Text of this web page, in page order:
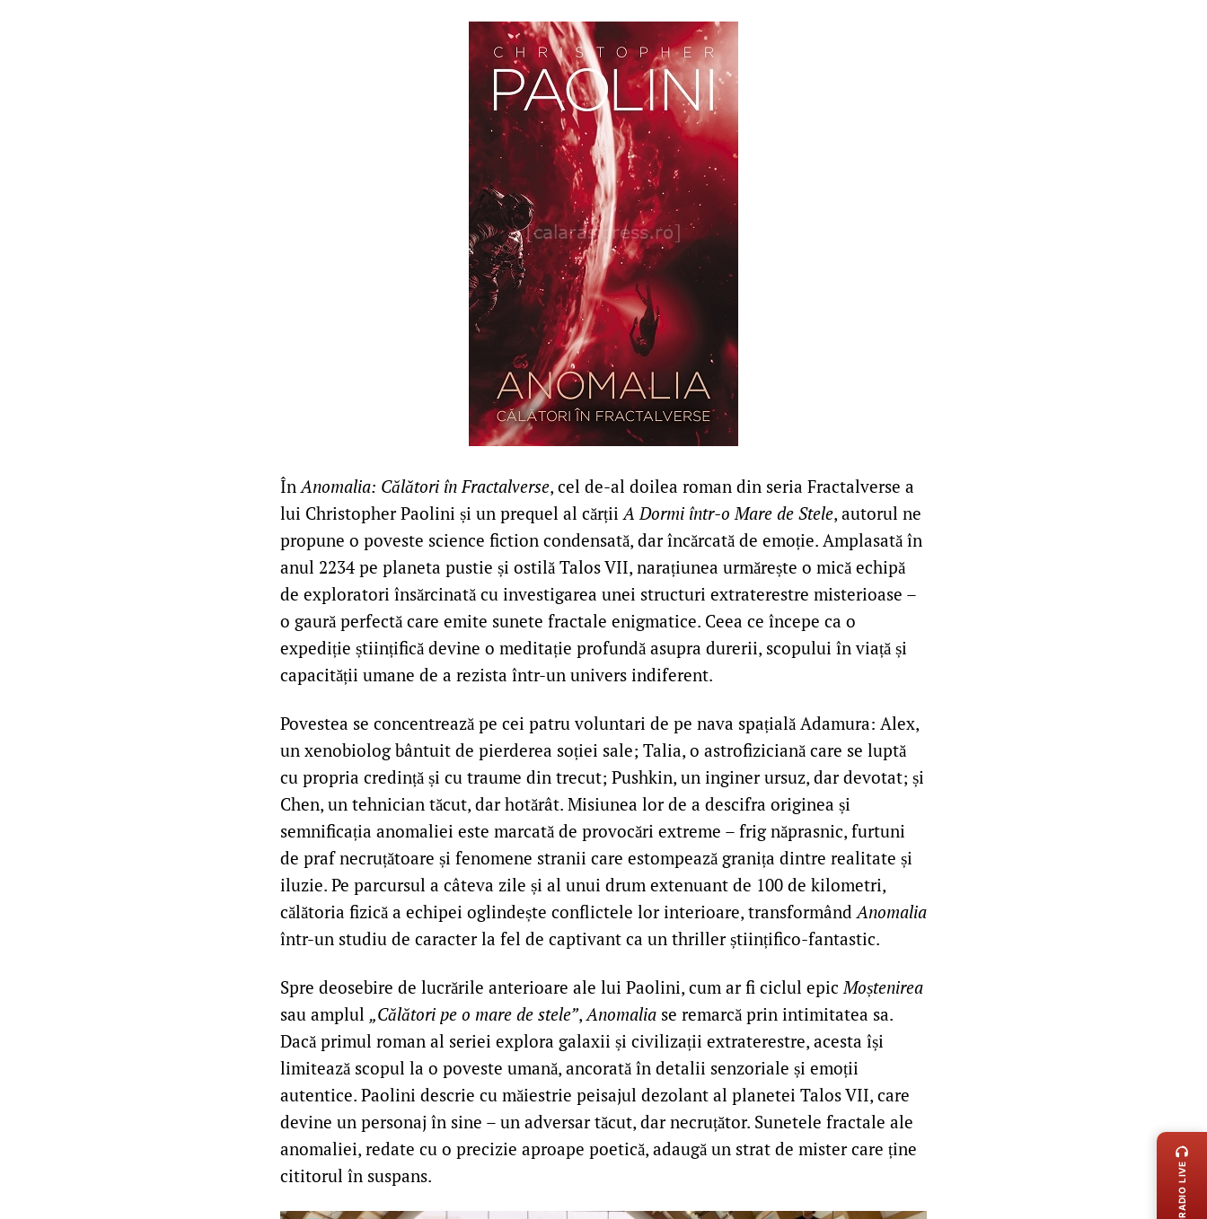
ÎnAnomalia: Călători în Fractalverse, cel de-al doilea roman din seria Fractalverse a
lui Christopher Paolini și un prequel al cărțiiA Dormi într-o Mare de Stele, autorul ne
propune o poveste science fiction condensată, dar încărcată de emoție. Amplasată în
anul 2234 pe planeta pustie și ostilă Talos VII, narațiunea urmărește o mică echipă
de exploratori însărcinată cu investigarea unei structuri extraterestre misterioase –
o gaură perfectă care emite sunete fractale enigmatice. Ceea ce începe ca o
expediție științifică devine o meditație profundă asupra durerii, scopului în viață și
capacității umane de a rezista într-un univers indiferent.
Povestea se concentrează pe cei patru voluntari de pe nava spațială Adamura: Alex,
un xenobiolog bântuit de pierderea soției sale; Talia, o astrofiziciană care se luptă
cu propria credință și cu traume din trecut; Pushkin, un inginer ursuz, dar devotat; și
Chen, un tehnician tăcut, dar hotărât. Misiunea lor de a descifra originea și
semnificația anomaliei este marcată de provocări extreme – frig năprasnic, furtuni
de praf necruțătoare și fenomene stranii care estompează granița dintre realitate și
iluzie. Pe parcursul a câteva zile și al unui drum extenuant de 100 de kilometri,
călătoria fizică a echipei oglindește conflictele lor interioare, transformândAnomalia
într-un studiu de caracter la fel de captivant ca un thriller științifico-fantastic.
Spre deosebire de lucrările anterioare ale lui Paolini, cum ar fi ciclul epicMoștenirea
sau amplul „Călători pe o mare de stele”,Anomalia se remarcă prin intimitatea sa.
Dacă primul roman al seriei explora galaxii și civilizații extraterestre, acesta își
limitează scopul la o poveste umană, ancorată în detalii senzoriale și emoții
autentice. Paolini descrie cu măiestrie peisajul dezolant al planetei Talos VII, care
devine un personaj în sine – un adversar tăcut, dar necruțător. Sunetele fractale ale
anomaliei, redate cu o precizie aproape poetică, adaugă un strat de mister care ține
cititorul în suspans.
RADIO LIVE